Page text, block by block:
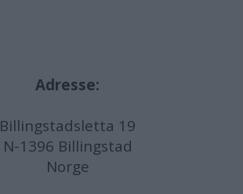
Adresse:
Billingstadsletta 19
N-1396 Billingstad
Norge